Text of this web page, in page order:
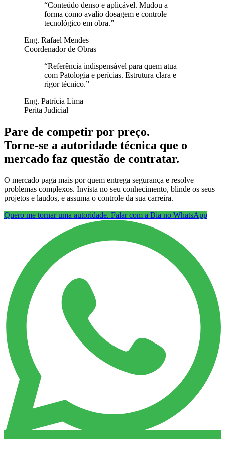
“Conteúdo denso e aplicável. Mudou a
forma como avalio dosagem e controle
tecnológico em obra.”
Eng. Rafael Mendes
Coordenador de Obras
“Referência indispensável para quem atua
com Patologia e perícias. Estrutura clara e
rigor técnico.”
Eng. Patrícia Lima
Perita Judicial
Pare de competir por preço.
Torne-se a autoridade técnica que o
mercado faz questão de contratar.
O mercado paga mais por quem entrega segurança e resolve
problemas complexos. Invista no seu conhecimento, blinde os seus
projetos e laudos, e assuma o controle da sua carreira.
Quero me tornar uma autoridade. Falar com a Bia no WhatsApp